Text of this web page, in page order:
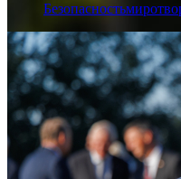
Безопасность